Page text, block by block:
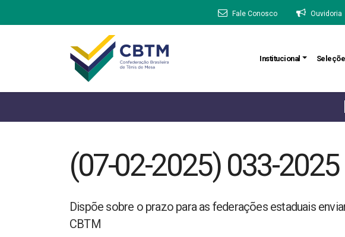
Fale Conosco Ouvidoria
Institucional
(07-02-2025) 033-2025
Dispõe sobre o prazo para as federações estaduais
CBTM